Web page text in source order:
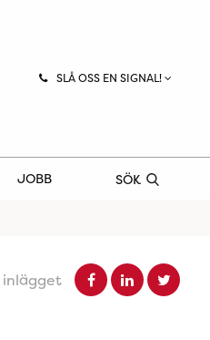
SLÅ OSS EN SIGNAL!
JOBB SÖK
inlägget